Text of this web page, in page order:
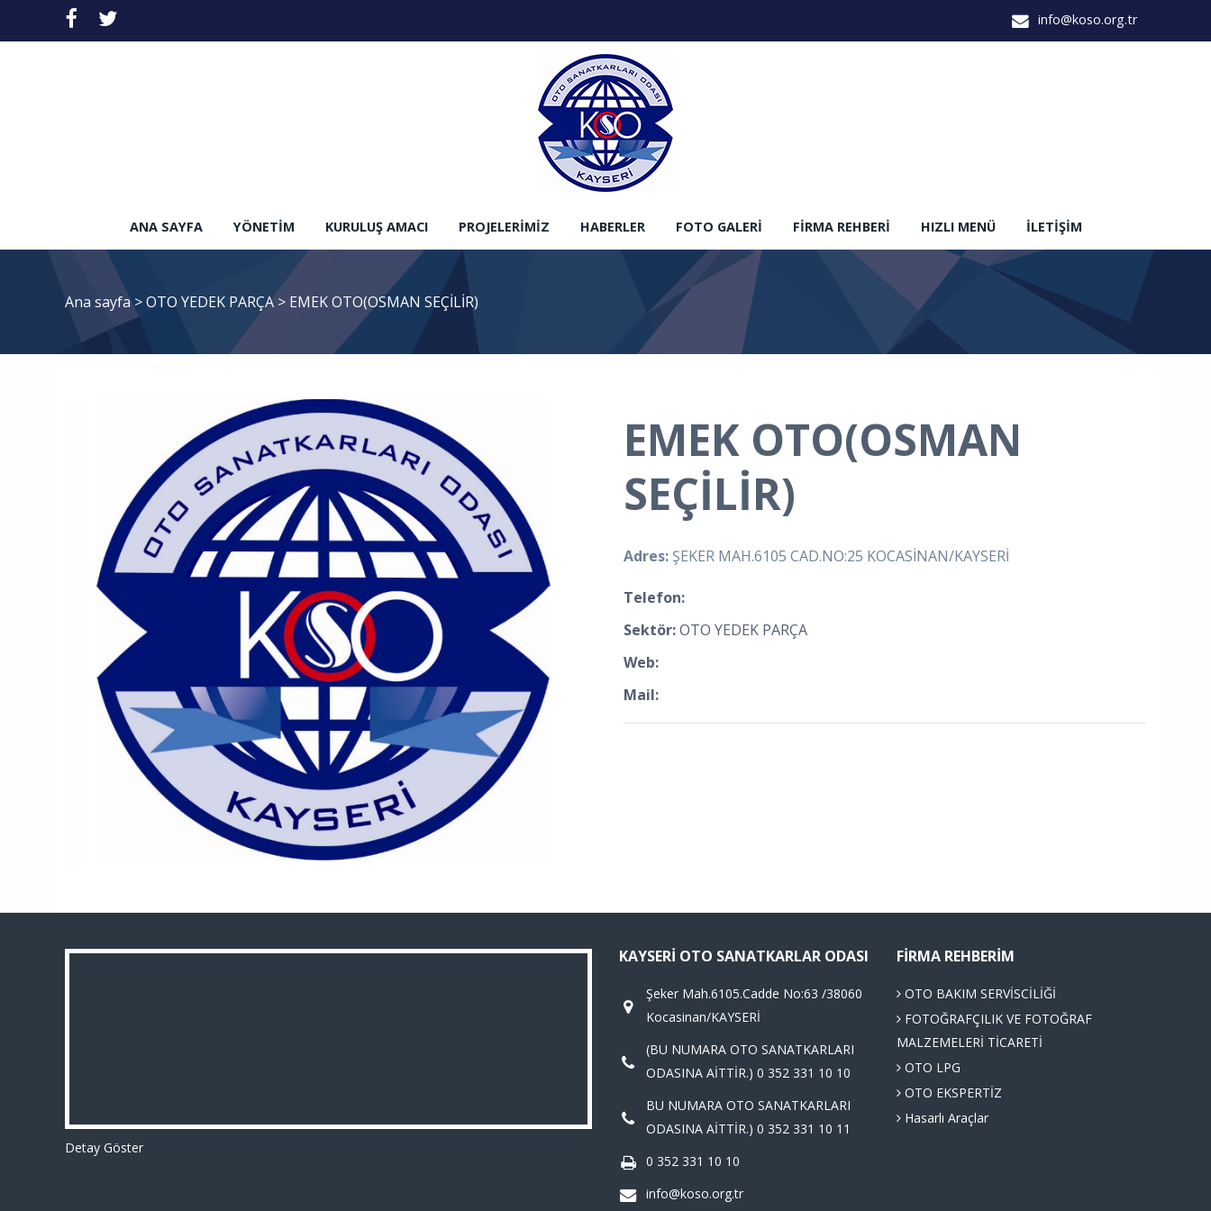
info@koso.org.tr
ANA SAYFA YÖNETIM KURULUŞ AMACI PROJELERIMIZ HABERLER FOTO GALERI FIRMA REHBERI HIZLI MENÜ İLETIŞIM
Ana sayfa >OTO YEDEK PARÇA > EMEK OTO(OSMAN SEÇİLİR)
EMEK OTO(OSMAN
SEÇİLİR)
Adres: ŞEKER MAH.6105 CAD.NO:25 KOCASİNAN/KAYSERİ
Telefon:
Sektör:OTO YEDEK PARÇA
Web:
Mail:
Detay Göster
KAYSERI OTO SANATKARLAR ODASI
Şeker Mah.6105.Cadde No:63 /38060
Kocasinan/KAYSERİ
(BU NUMARA OTO SANATKARLARI
ODASINA AİTTİR.) 0 352 331 10 10
BU NUMARA OTO SANATKARLARI
ODASINA AİTTİR.) 0 352 331 10 11
0 352 331 10 10
info@koso.org.tr
FIRMA REHBERIM
OTO BAKIM SERVİSCİLİĞİ
FOTOĞRAFÇILIK VE FOTOĞRAF
MALZEMELERİ TİCARETİ
OTO LPG
OTO EKSPERTİZ
Hasarlı Araçlar